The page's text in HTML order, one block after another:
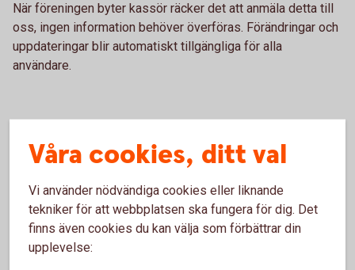
När föreningen byter kassör räcker det att anmäla detta till
oss, ingen information behöver överföras. Förändringar och
uppdateringar blir automatiskt tillgängliga för alla
användare.
e-bokföring Skog- och Lantbruk
Med e-bokföring Skog- och Lantbruk kan du sköta
företagets bokföring direkt i internetbanken.
e-bokföring Skog- och Lantbruk passar alla skogs- och
Våra cookies, ditt val
Vi använder nödvändiga cookies eller liknande
tekniker för att webbplatsen ska fungera för dig. Det
finns även cookies du kan välja som förbättrar din
upplevelse: